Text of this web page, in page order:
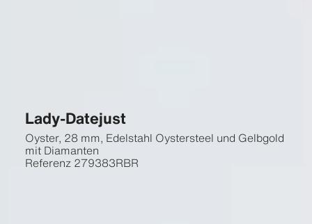
Lady-Datejust
Oyster, 28 mm, Edelstahl Oystersteel und Gelbgold
mit Diamanten
Referenz 279383RBR